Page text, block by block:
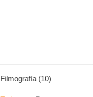
Filmografía (10)